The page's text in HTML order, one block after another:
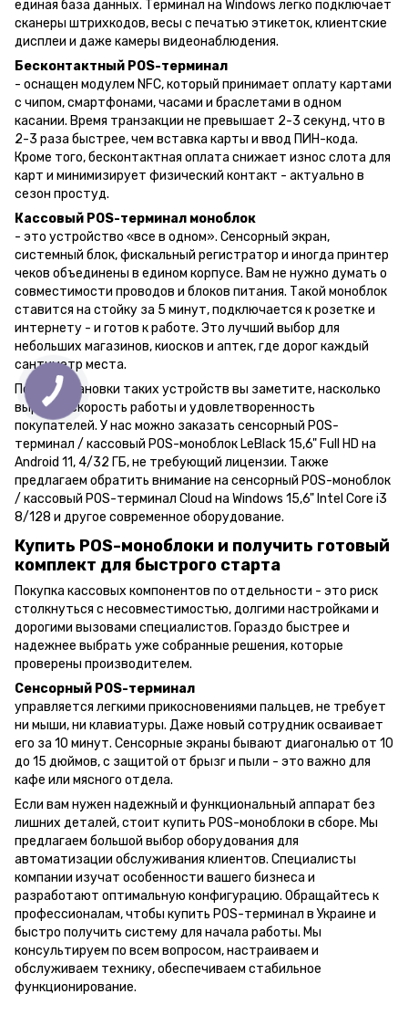
единая база данных. Терминал на Windows легко подключает
сканеры штрихкодов, весы с печатью этикеток, клиентские
дисплеи и даже камеры видеонаблюдения.
Бесконтактный POS-терминал
- оснащен модулем NFC, который принимает оплату картами
с чипом, смартфонами, часами и браслетами в одном
касании. Время транзакции не превышает 2-3 секунд, что в
2-3 раза быстрее, чем вставка карты и ввод ПИН-кода.
Кроме того, бесконтактная оплата снижает износ слота для
карт и минимизирует физический контакт - актуально в
сезон простуд.
Кассовый POS-терминал моноблок
- это устройство «все в одном». Сенсорный экран,
системный блок, фискальный регистратор и иногда принтер
чеков объединены в едином корпусе. Вам не нужно думать о
совместимости проводов и блоков питания. Такой моноблок
ставится на стойку за 5 минут, подключается к розетке и
интернету - и готов к работе. Это лучший выбор для
небольших магазинов, киосков и аптек, где дорог каждый
сантиметр места.
После установки таких устройств вы заметите, насколько
выросли скорость работы и удовлетворенность
покупателей. У нас можно заказать сенсорный POS-
терминал / кассовый POS-моноблок LeBlack 15,6" Full HD на
Android 11, 4/32 ГБ, не требующий лицензии. Также
предлагаем обратить внимание на сенсорный POS-моноблок
/ кассовый POS-терминал Cloud на Windows 15,6" Intel Core i3
8/128 и другое современное оборудование.
Купить POS-моноблоки и получить готовый
комплект для быстрого старта
Покупка кассовых компонентов по отдельности - это риск
столкнуться с несовместимостью, долгими настройками и
дорогими вызовами специалистов. Гораздо быстрее и
надежнее выбрать уже собранные решения, которые
проверены производителем.
Сенсорный POS-терминал
управляется легкими прикосновениями пальцев, не требует
ни мыши, ни клавиатуры. Даже новый сотрудник осваивает
его за 10 минут. Сенсорные экраны бывают диагональю от 10
до 15 дюймов, с защитой от брызг и пыли - это важно для
кафе или мясного отдела.
Если вам нужен надежный и функциональный аппарат без
лишних деталей, стоит купить POS-моноблоки в сборе. Мы
предлагаем большой выбор оборудования для
автоматизации обслуживания клиентов. Специалисты
компании изучат особенности вашего бизнеса и
разработают оптимальную конфигурацию. Обращайтесь к
профессионалам, чтобы купить POS-терминал в Украине и
быстро получить систему для начала работы. Мы
консультируем по всем вопросом, настраиваем и
обслуживаем технику, обеспечиваем стабильное
функционирование.